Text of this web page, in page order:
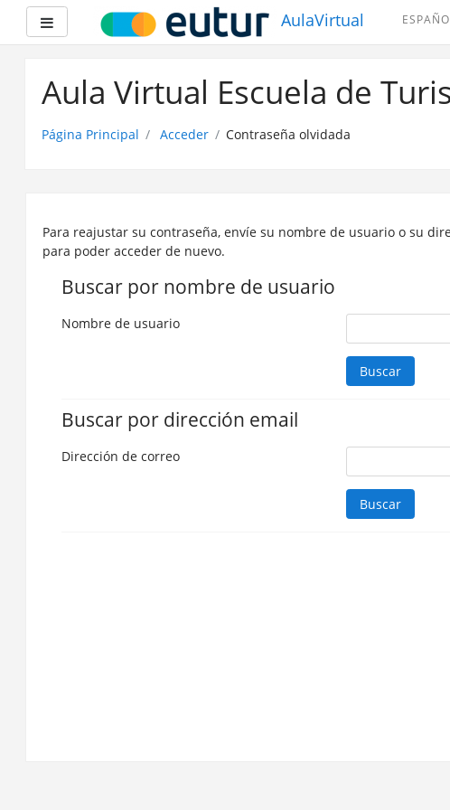
contenido
Panel lateral AulaVirtual
Aula Virtual Escuela de
Página Principal Acceder Contraseña olvidada
Para reajustar su contraseña, envíe su nombre de usuario o su
para poder acceder de nuevo.
Buscar por nombre de usuario
Nombre de usuario
Buscar por dirección email
Dirección de correo